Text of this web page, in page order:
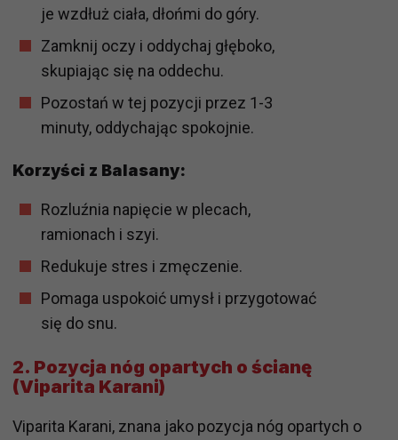
je wzdłuż ciała, dłońmi do góry.
Zamknij oczy i oddychaj głęboko,
skupiając się na oddechu.
Pozostań w tej pozycji przez 1-3
minuty, oddychając spokojnie.
Korzyści z Balasany:
Rozluźnia napięcie w plecach,
ramionach i szyi.
Redukuje stres i zmęczenie.
Pomaga uspokoić umysł i przygotować
się do snu.
2. Pozycja nóg opartych o ścianę
(Viparita Karani)
Viparita Karani, znana jako pozycja nóg opartych o